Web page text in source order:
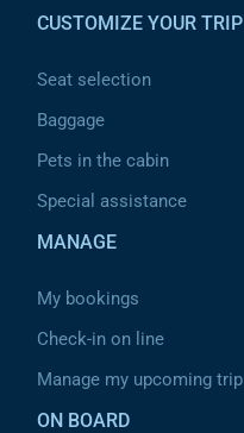
CUSTOMIZE YOUR TRIP
Seat selection
Baggage
Pets in the cabin
Special assistance
MANAGE
My bookings
Check-in on line
Manage my upcoming trip
ON BOARD